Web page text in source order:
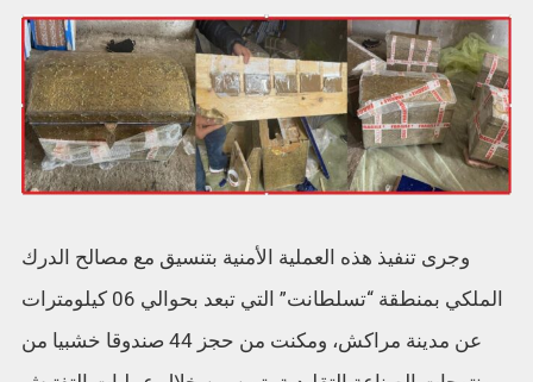
وجرى تنفيذ هذه العملية الأمنية بتنسيق مع مصالح الدرك
الملكي بمنطقة “تسلطانت” التي تبعد بحوالي 06 كيلومترات
عن مدينة مراكش، ومكنت من حجز 44 صندوقا خشبيا من